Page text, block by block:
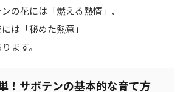
の花には「燃える熱情」、
は「秘めた熱意」
ます。
！サボテンの基本的な育て方